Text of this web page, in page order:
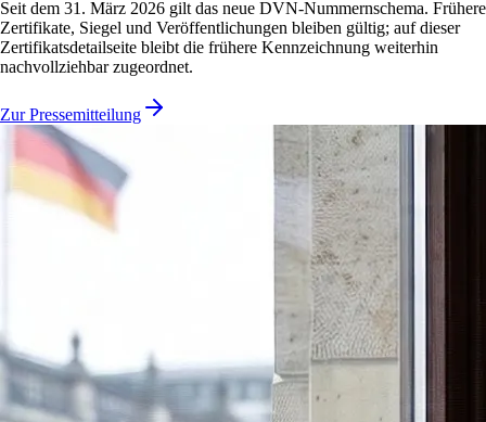
Seit dem 31. März 2026 gilt das neue DVN-Nummernschema. Frühere
Zertifikate, Siegel und Veröffentlichungen bleiben gültig; auf dieser
Zertifikatsdetailseite bleibt die frühere Kennzeichnung weiterhin
nachvollziehbar zugeordnet.
Zur Pressemitteilung